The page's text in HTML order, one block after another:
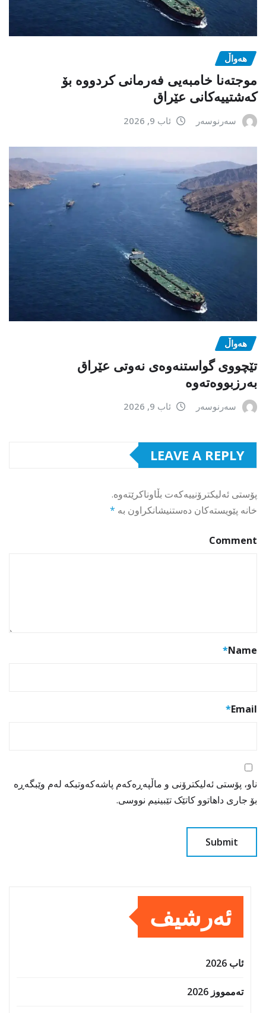
هەواڵ
موجتەنا خامبەیی فەرمانی کردووە بۆ
کەشتییەکانی عێراق
سەرنوسەر ئاب 9, 2026
هەواڵ
تێچووی گواستنەوەی نەوتی عێراق
بەرزبووەتەوە
سەرنوسەر ئاب 9, 2026
LEAVE A REPLY
پۆستی ئەلیکترۆنییەکەت بڵاوناکرێتەوە.
خانە پێویستەکان دەستنیشانکراون بە *
Comment
Name
*
Email
*
ناو، پۆستی ئەلیکترۆنی و ماڵپەڕەکەم پاشەکەوتبکە لەم وێبگەڕە
بۆ جاری داهاتوو کاتێک تێبینیم نووسی.
ئەرشیف
ئاب 2026
تەممووز 2026